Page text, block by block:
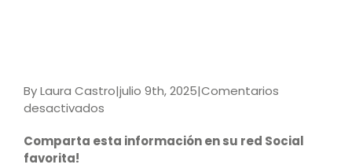
ByLaura Castro|julio 9th, 2025|Comentarios
desactivados
Comparta esta información en su red Social
favorita!